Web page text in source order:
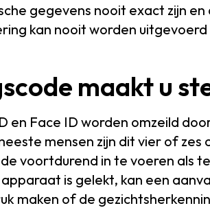
gegevens nooit exact zijn en
kan nooit worden
maakt u
en Face ID worden omzeild
mensen zijn dit vier of zes
voortdurend in te voeren als
is gelekt, kan een
maken of de